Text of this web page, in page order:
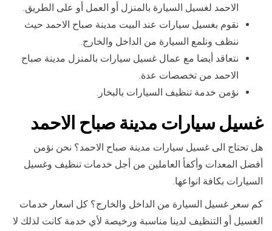
الاحمد لغسيل السيارة بالمنزل أو العمل أو على الطريق.
نقوم بغسيل سيارات عند البيت مدينة صباح الاحمد حيث
ننظف ونلمع السيارة من الداخل والخارج.
نتعاقد أيضا مع عمال غسيل سيارات بالمنزل مدينة صباح
الاحمد من تخصصات عدة.
نؤمن خدمة تنظيف السيارات بالبخار.
غسيل سيارات مدينة صباح الاحمد
هل تحتاج الى غسيل سيارات مدينة صباح الاحمد؟ نحن نؤمن
أفضل المعدات وأكفأ العاملين من أجل خدمات تنظيف وغسيل
السيارات بكافة انواعها.
كم سعر غسيل السيارة من الداخل والخارج؟ كل اسعار خدمات
الغسيل أو التنظيف لدينا مناسبة ورخيصة لأي خدمة كانت لذلك لا